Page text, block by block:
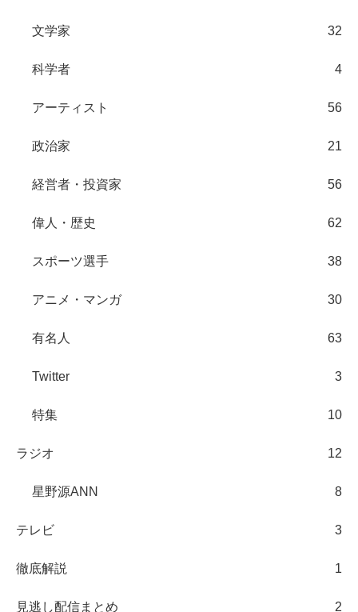
文学家 32
科学者 4
アーティスト 56
政治家 21
経営者・投資家 56
偉人・歴史 62
スポーツ選手 38
アニメ・マンガ 30
有名人 63
Twitter 3
特集 10
ラジオ 12
星野源ANN 8
テレビ 3
徹底解説 1
見逃し配信まとめ 2